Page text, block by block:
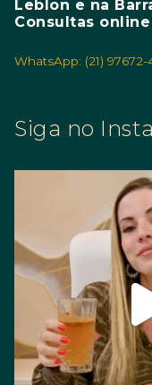
Leblon e na
Consultas
WhatsApp: (21) 97672-
Siga no